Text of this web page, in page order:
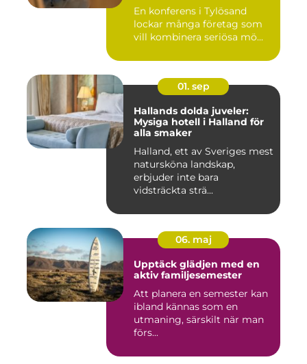
En konferens i Tylösand
lockar många företag som
vill kombinera seriösa mö...
01. sep
Hallands dolda juveler:
Mysiga hotell i Halland för
alla smaker
Halland, ett av Sveriges mest
natursköna landskap,
erbjuder inte bara
vidsträckta strä...
06. maj
Upptäck glädjen med en
aktiv familjesemester
Att planera en semester kan
ibland kännas som en
utmaning, särskilt när man
förs...